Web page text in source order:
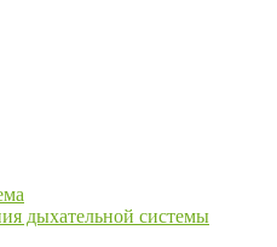
дыхательной системы